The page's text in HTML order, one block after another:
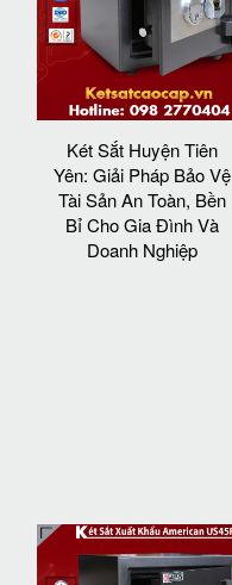
Két Sắt Huyện Tiên
Yên: Giải Pháp Bảo Vệ
Tài Sản An Toàn, Bền
Bỉ Cho Gia Đình Và
Doanh Nghiệp